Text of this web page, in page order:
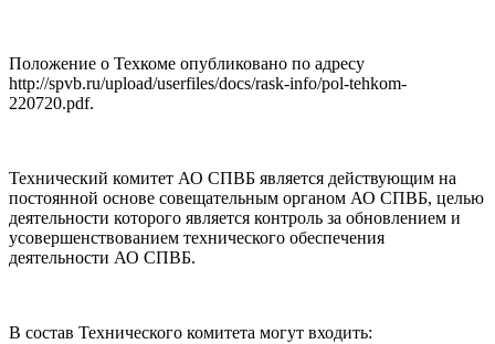
Положение о Техкоме опубликовано по адресу
http://spvb.ru/upload/userfiles/docs/rask-info/pol-tehkom-
220720.pdf.
Технический комитет АО СПВБ является действующим на
постоянной основе совещательным органом АО СПВБ, целью
деятельности которого является контроль за обновлением и
усовершенствованием технического обеспечения
деятельности АО СПВБ.
В состав Технического комитета могут входить: